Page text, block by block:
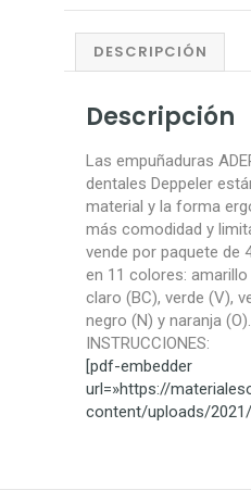
DESCRIPCIÓN
Descripción
Las empuñaduras
dentales Deppeler
material y la forma
más comodidad y
vende por paquete de
en 11 colores:
claro (BC), verde (V),
negro (N) y naranja (O).
INSTRUCCIONES:
[pdf-embedder
url=»https://
content/uploads/